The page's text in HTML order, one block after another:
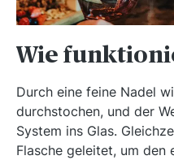
Wie
Durch eine feine Nadel
durchstochen, und der
System ins Glas.
Flasche geleitet, um den